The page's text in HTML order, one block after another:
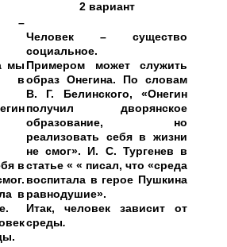
2 вариант
–
мы
в
в
в
Человек – существо
социальное.
Примером может служить
образ Онегина. По словам
В. Г. Белинского, «Онегин
получил дворянское
образование, но
реализовать себя в жизни
не смог». И. С. Тургенев в
статье « « писал, что «среда
воспитала в герое Пушкина
равнодушие».
Итак, человек зависит от
среды.